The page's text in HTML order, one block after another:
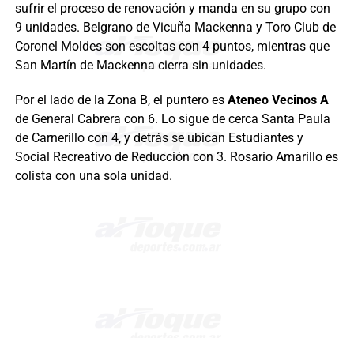
sufrir el proceso de renovación y manda en su grupo con
9 unidades. Belgrano de Vicuña Mackenna y Toro Club de
Coronel Moldes son escoltas con 4 puntos, mientras que
San Martín de Mackenna cierra sin unidades.
Por el lado de la Zona B, el puntero es Ateneo Vecinos A
de General Cabrera con 6. Lo sigue de cerca Santa Paula
de Carnerillo con 4, y detrás se ubican Estudiantes y
Social Recreativo de Reducción con 3. Rosario Amarillo es
colista con una sola unidad.